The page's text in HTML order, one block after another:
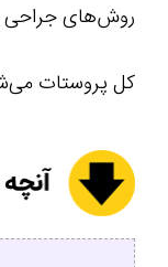
روش‌های جراحی
کل پروستات